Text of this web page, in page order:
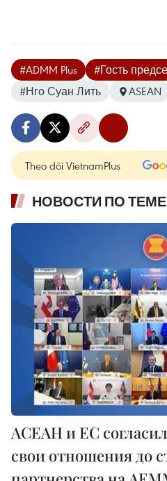
#ADMM Plus #Гость
#Нго Суан Лить
ASEAN
Theo dõi VietnamPlus
НОВОСТИ ПО ТЕМЕ
АСЕАН и ЕС
свои отношения до